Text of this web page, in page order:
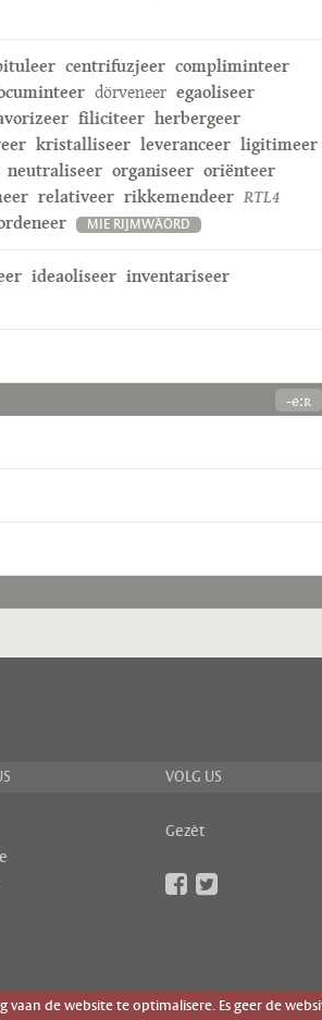
centrifuzjeer compliminteer
dörveneer egaoliseer
filiciteer herbergeer
kristalliseer leveranceer ligitimeer
neutraliseer organiseer oriënteer
relativeer rikkemendeer RTL4
MIE RIJMWÄÖRD
ideaoliseer inventariseer
-eːʀ
VOLG US
Gezèt
de website te optimalisere. Es geer de